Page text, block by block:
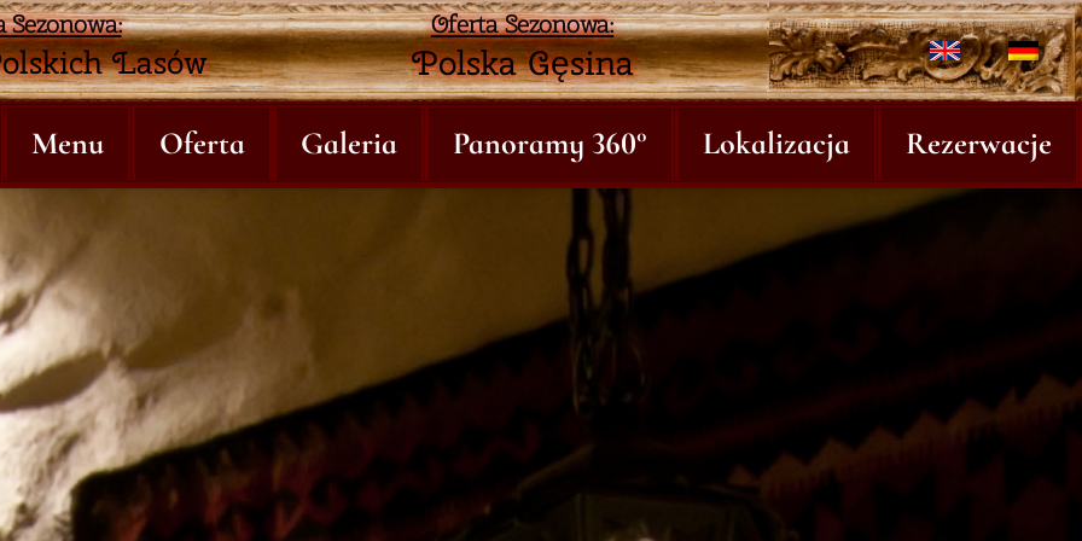
Sezonowa:
Lasów
Oferta Sezonowa:
Polska Gęsina
Menu Oferta Galeria Panoramy 360° Lokalizacja Rezerwacje